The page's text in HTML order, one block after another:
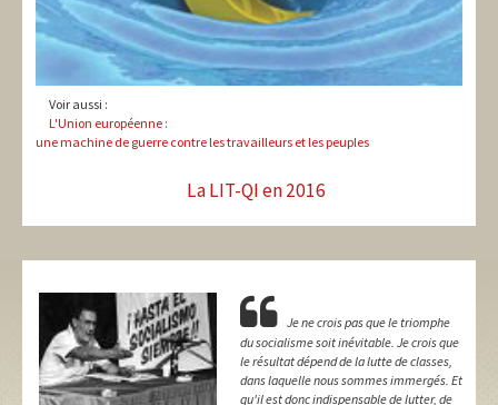
Voir aussi :
L'Union européenne :
une machine de guerre contre les travailleurs et les peuples
La LIT-QI en 2016
Je ne crois pas que le triomphe
du socialisme soit inévitable. Je crois que
le résultat dépend de la lutte de classes,
dans laquelle nous sommes immergés. Et
qu'il est donc indispensable de lutter, de